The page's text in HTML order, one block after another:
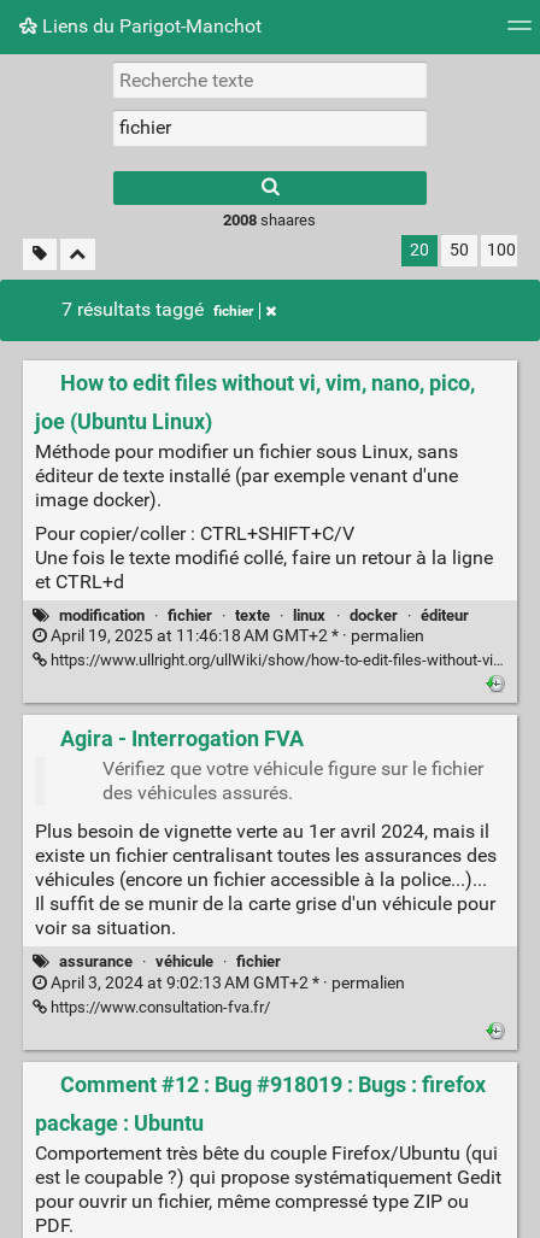
Liens du Parigot-Manchot
Nuage de tags Mur d'images
2008 shaares
20 50 100
7 résultats taggé fichier
How to edit files without vi, vim, nano, pico,
joe (Ubuntu Linux)
Méthode pour modifier un fichier sous Linux, sans
éditeur de texte installé (par exemple venant d'une
image docker).
Pour copier/coller : CTRL+SHIFT+C/V
Une fois le texte modifié collé, faire un retour à la ligne
et CTRL+d
modification · fichier · texte · linux · docker · éditeur
April 19, 2025 at 11:46:18 AM GMT+2 * · permalien
https://www.ullright.org/ullWiki/show/how-to-edit-files-without-vi-vim-nano-pico-joe-ubuntu-linux
Agira - Interrogation FVA
Vérifiez que votre véhicule figure sur le fichier
des véhicules assurés.
Plus besoin de vignette verte au 1er avril 2024, mais il
existe un fichier centralisant toutes les assurances des
véhicules (encore un fichier accessible à la police...)...
Il suffit de se munir de la carte grise d'un véhicule pour
voir sa situation.
assurance · véhicule · fichier
April 3, 2024 at 9:02:13 AM GMT+2 * · permalien
https://www.consultation-fva.fr/
Comment #12 : Bug #918019 : Bugs : firefox
package : Ubuntu
Comportement très bête du couple Firefox/Ubuntu (qui
est le coupable ?) qui propose systématiquement Gedit
pour ouvrir un fichier, même compressé type ZIP ou
PDF.